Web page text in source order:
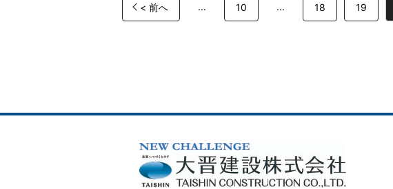
< 前へ ... 10 ... 18 19